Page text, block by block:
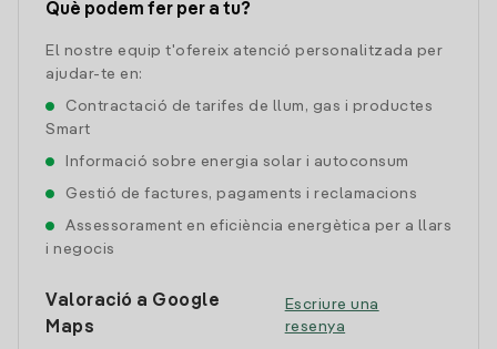
Què podem fer per a tu?
El nostre equip t'ofereix atenció personalitzada per
ajudar-te en:
Contractació de tarifes de llum, gas i productes
Smart
Informació sobre energia solar i autoconsum
Gestió de factures, pagaments i reclamacions
Assessorament en eficiència energètica per a llars
i negocis
Valoració a Google
Maps
Escriure una
resenya